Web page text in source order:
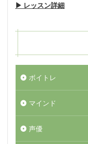
▶︎ レッスン詳細
ボイトレ
マインド
声優